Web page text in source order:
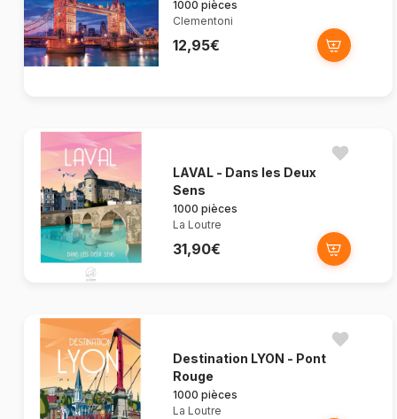
1000 pièces
Clementoni
12,95€
LAVAL - Dans les Deux
Sens
1000 pièces
La Loutre
31,90€
Destination LYON - Pont
Rouge
1000 pièces
La Loutre